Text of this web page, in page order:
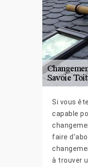
Si vous
capable
faire
à trouver